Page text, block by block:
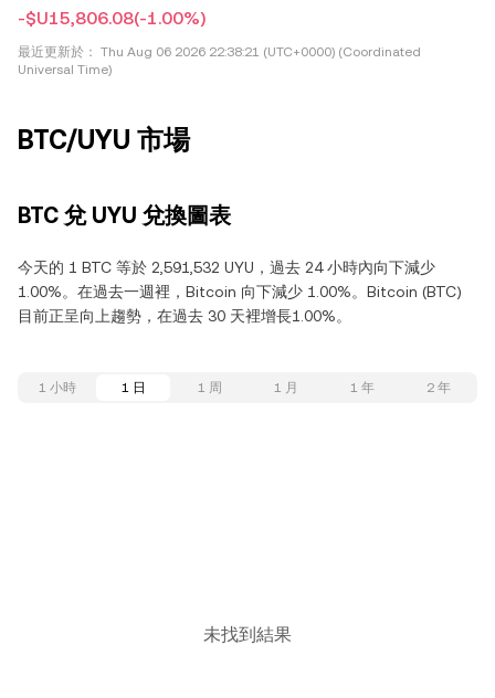
-$U15,806.08(-1.00%)
最近更新於： Thu Aug 06 2026 22:38:21 (UTC+0000) (Coordinated
Universal Time)
BTC/UYU 市場
BTC 兌 UYU 兌換圖表
今天的 1 BTC 等於 2,591,532 UYU，過去 24 小時內向下減少
1.00%。在過去一週裡，Bitcoin 向下減少 1.00%。Bitcoin (BTC)
目前正呈向上趨勢，在過去 30 天裡增長1.00%。
1 小時 1 日 1 周 1 月 1 年 2 年
未找到結果